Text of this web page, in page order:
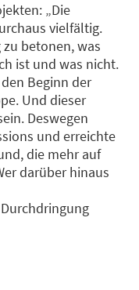
: „Die
vielfältig.
betonen, was
ist und was nicht.
Beginn der
Und dieser
Deswegen
und erreichte
die mehr auf
darüber hinaus